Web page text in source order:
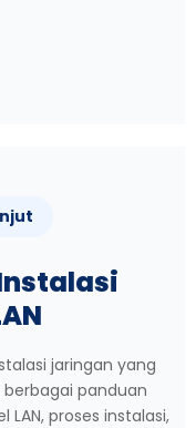
jaringan yang
panduan
proses instalasi,